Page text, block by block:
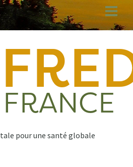
pour une santé globale